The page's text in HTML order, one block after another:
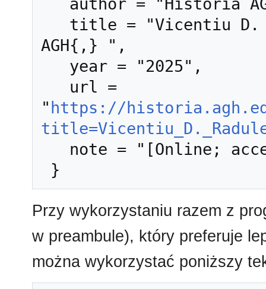
AGH{,} ",
" https://
Przy wykorzystaniu razem z
w preambule), który preferuje
można wykorzystać poniższy